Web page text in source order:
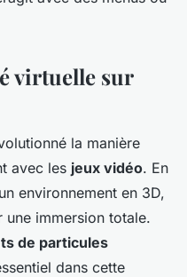
virtuelle sur
la manière
avec les jeux vidéo. En
environnement en 3D,
une immersion totale.
de particules
dans cette